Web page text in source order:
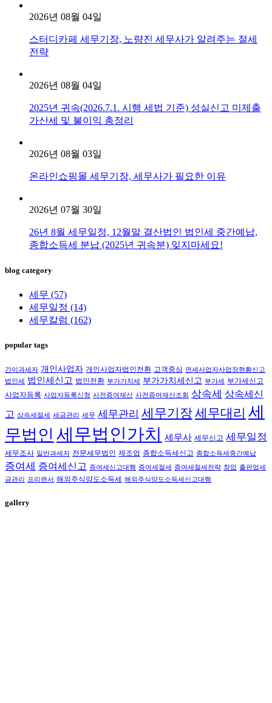
2026년 08월 04일
스터디카페 세무기장, 노량진 세무사가 알려주는 절세
전략
2026년 08월 04일
2025년 귀속(2026.7.1. 시행 세법 기준) 성실신고 미제출
가산세 및 불이익 총정리
2026년 08월 03일
온라인쇼핑몰 세무기장, 세무사가 필요한 이유
2026년 07월 30일
26년 8월 세무일정, 12월말 결산법인 법인세 중간예납,
종합소득세 분납 (2025년 귀속분) 잊지마세요!
blog category
세무 (57)
세무일정 (14)
세무칼럼 (162)
popular tags
간이과세자 개인사업자 개인사업자법인전환 고객중심
면세사업자사업장현황신고
법인세
법인세신고 법인전환 부가가치세 부가가치세신고 부가세
부가세신고
사업자등록 사업자등록신청 사전증여재산 사전증여재산조회 상속세
상속세신
고 상속세절세 세금관리 세무 세무관리 세무기장세무대리 세
무법인 세무법인가치 세무사 세무신고 세무일정
세무조사 일반과세자 전문세무법인 제조업 종합소득세신고 종합소득세중간예납
증여세 증여세신고 증여세신고대행 증여세절세 증여세절세전략 창업 출판업세
금관리
프리랜서 해외주식양도소득세 해외주식양도소득세신고대행
gallery